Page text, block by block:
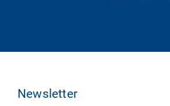
Newsletter